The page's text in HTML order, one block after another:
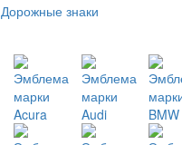
Дорожные знаки